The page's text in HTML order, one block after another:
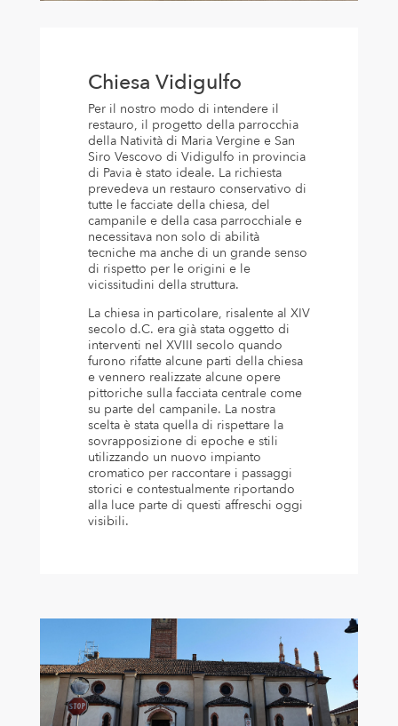
Chiesa Vidigulfo
Per il nostro modo di intendere il
restauro, il progetto della parrocchia
della Natività di Maria Vergine e San
Siro Vescovo di Vidigulfo in provincia
di Pavia è stato ideale. La richiesta
prevedeva un restauro conservativo di
tutte le facciate della chiesa, del
campanile e della casa parrocchiale e
necessitava non solo di abilità
tecniche ma anche di un grande senso
di rispetto per le origini e le
vicissitudini della struttura.
La chiesa in particolare, risalente al XIV
secolo d.C. era già stata oggetto di
interventi nel XVIII secolo quando
furono rifatte alcune parti della chiesa
e vennero realizzate alcune opere
pittoriche sulla facciata centrale come
su parte del campanile. La nostra
scelta è stata quella di rispettare la
sovrapposizione di epoche e stili
utilizzando un nuovo impianto
cromatico per raccontare i passaggi
storici e contestualmente riportando
alla luce parte di questi affreschi oggi
visibili.